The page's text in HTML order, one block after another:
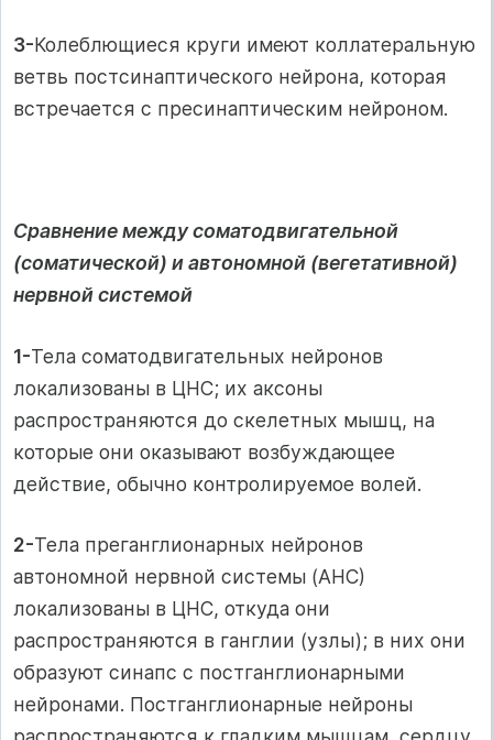
3-Колеблющиеся круги имеют коллатеральную
ветвь постсинаптического нейрона, которая
встречается с пресинаптическим нейроном.
Сравнение между соматодвигательной
(соматической) и автономной (вегетативной)
нервной системой
1-Тела соматодвигательных нейронов
локализованы в ЦНС; их аксоны
распространяются до скелетных мышц, на
которые они оказывают возбуждающее
действие, обычно контролируемое волей.
2-Тела преганглионарных нейронов
автономной нервной системы (АНС)
локализованы в ЦНС, откуда они
распространяются в ганглии (узлы); в них они
образуют синапс с постганглионарными
нейронами. Постганглионарные нейроны